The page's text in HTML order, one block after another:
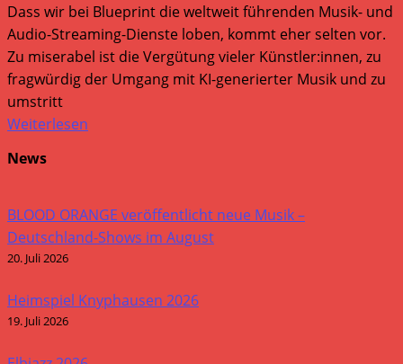
Dass wir bei Blueprint die weltweit führenden Musik- und
Audio-Streaming-Dienste loben, kommt eher selten vor.
Zu miserabel ist die Vergütung vieler Künstler:innen, zu
fragwürdig der Umgang mit KI-generierter Musik und zu
umstritt
Weiterlesen
News
BLOOD ORANGE veröffentlicht neue Musik –
Deutschland-Shows im August
20. Juli 2026
Heimspiel Knyphausen 2026
19. Juli 2026